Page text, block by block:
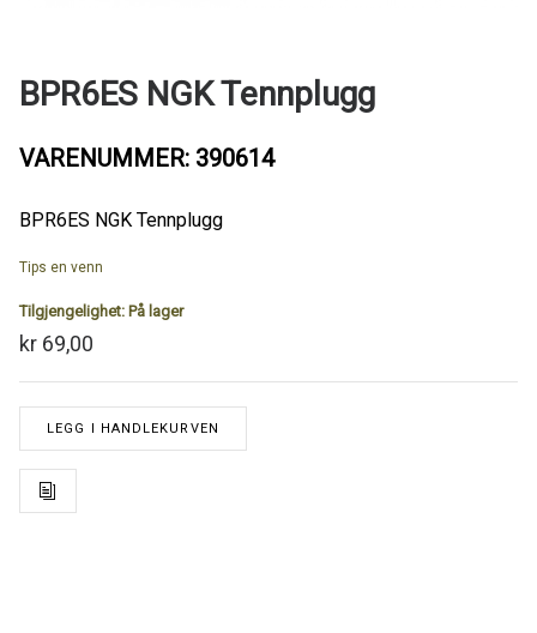
BPR6ES NGK Tennplugg
VARENUMMER: 390614
BPR6ES NGK Tennplugg
Tips en venn
Tilgjengelighet: På lager
kr 69,00
LEGG I HANDLEKURVEN